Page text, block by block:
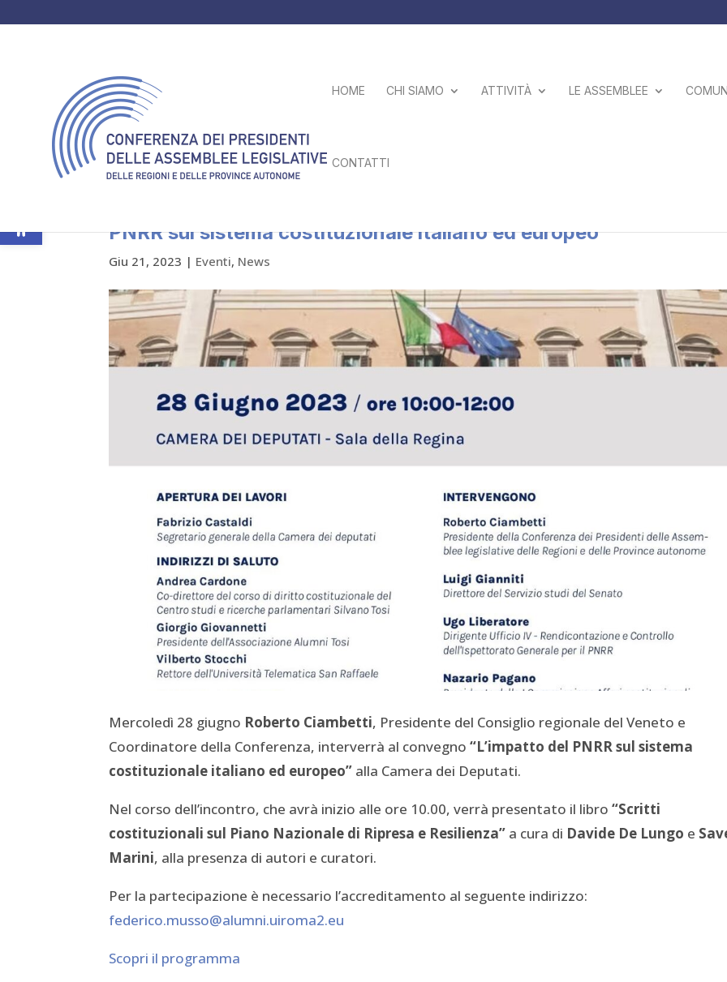
HOME CHI SIAMO ATTIVITÀ LE ASSEMBLEE
CONTATTI
PNRR sul sistema costituzionale italiano ed europeo”
Giu 21, 2023 | Eventi, News
Mercoledì 28 giugno Roberto Ciambetti, Presidente del Consiglio regionale del Veneto e
Coordinatore della Conferenza, interverrà al convegno“L’impatto del PNRR sul sistema
costituzionale italiano ed europeo” alla Camera dei Deputati.
Nel corso dell’incontro, che avrà inizio alle ore 10.00, verrà presentato il libro“Scritti
costituzionali sul Piano Nazionale di Ripresa e Resilienza” a cura di Davide De Lungo e
Marini, alla presenza di autori e curatori.
Per la partecipazione è necessario l’accreditamento al seguente indirizzo:
federico.musso@alumni.uiroma2.eu
Scopri il programma